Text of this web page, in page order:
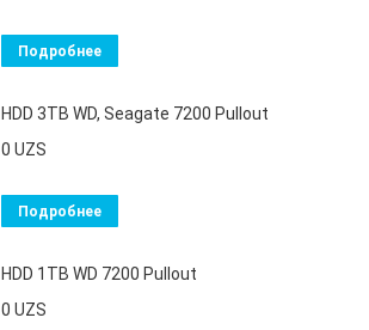
Подробнее
HDD 3TB WD, Seagate 7200 Pullout
0 UZS
Подробнее
HDD 1TB WD 7200 Pullout
0 UZS